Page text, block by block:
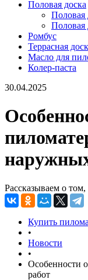
Половая доска
Половая
Половая
Ромбус
Террасная
Масло для
Колер-паста
30.04.2025
Рассказываем о
Купить
•
Новости
•
Особенности
работ